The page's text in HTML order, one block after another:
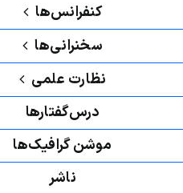
کنفرانس‌ها
سخنرانی‌ها
نظارت علمی
درس‌گفتارها
موشن گرافیک‌ها
ناشر